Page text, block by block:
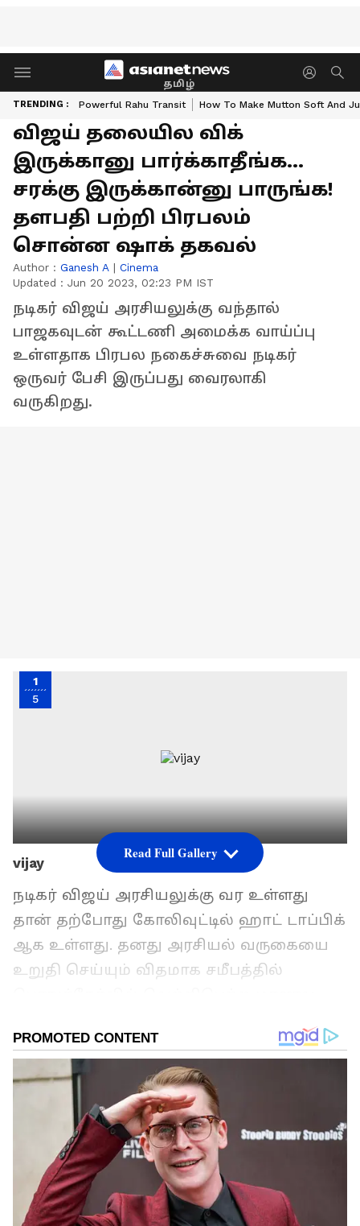
தமிழ்
TRENDING : Powerful Rahu Transit How To Make Mutton Soft And
விஜய் தலையில விக்
இருக்கானு பார்க்காதீங்க...
சரக்கு இருக்கான்னு பாருங்க!
தளபதி பற்றி பிரபலம்
சொன்ன ஷாக் தகவல்
Author : Ganesh A | Cinema
Updated : Jun 20 2023, 02:23 PM IST
நடிகர் விஜய் அரசியலுக்கு வந்தால்
பாஜகவுடன் கூட்டணி அமைக்க வாய்ப்பு
உள்ளதாக பிரபல நகைச்சுவை நடிகர்
ஒருவர் பேசி இருப்பது வைரலாகி
வருகிறது.
1
5
vijay
நடிகர் விஜய் அரசியலுக்கு வர உள்ளது
தான் தற்போது கோலிவுட்டில் ஹாட் டாப்பிக்
ஆக உள்ளது. தனது அரசியல் வருகையை
உறுதி செய்யும் விதமாக சமீபத்தில்
கல்வி ஊக்கத்தொகை வழங்கி
கெளரவித்தார். இதில் சூசகமாக அவர்
பேசிய அரசியல் பேச்சும் கவனிக்கத்தக்க
ஒன்றாக அமைந்தது. விஜய்யின் அரசியல்
வருகை குறித்து பிரபலங்கள் பலரும்
கருத்து தெரிவித்து வருகின்றனர்.
ஏசியாநெட் தமிழ்-ஐ உங்கள் முதன்மைத்
Read Full Gallery